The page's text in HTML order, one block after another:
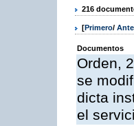
216
[Primero/
Documentos
Orden,
se
dicta
el